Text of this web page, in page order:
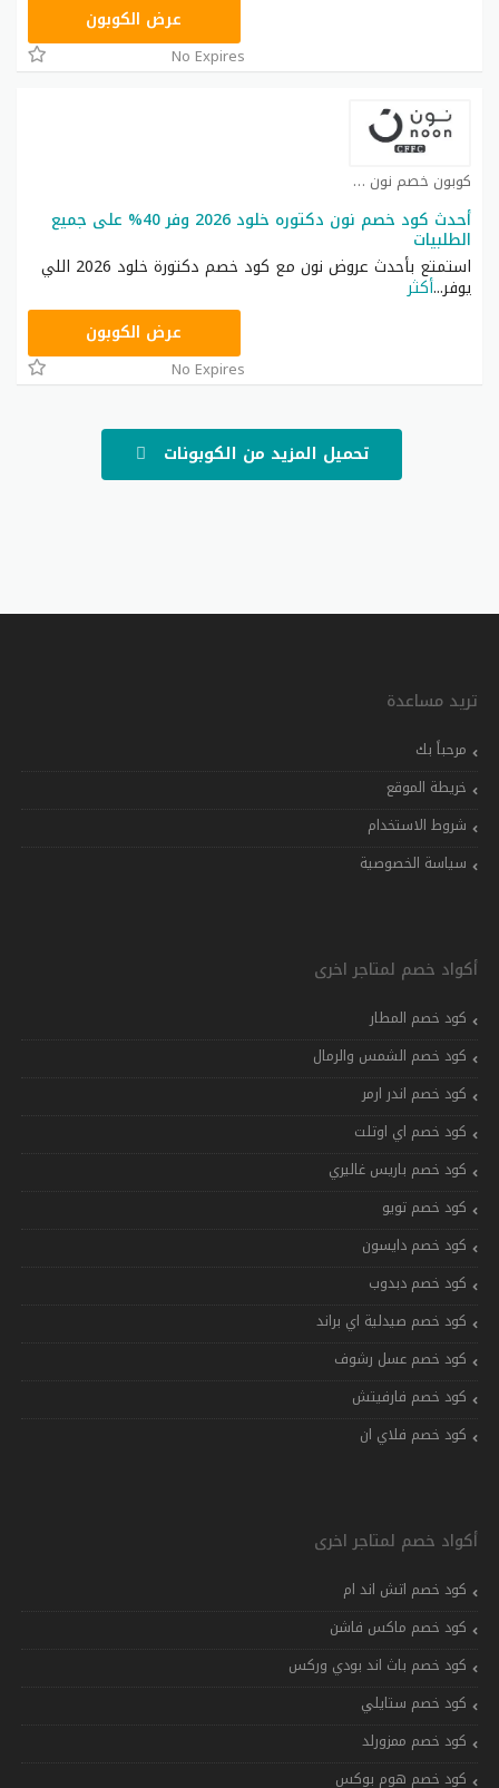
RRF24عرض الكوبون
No Expires
كوبون خصم نون كوبون
أحدث كود خصم نون دكتوره خلود 2026 وفر 40% على جميع
الطلبيات
استمتع بأحدث عروض نون مع كود خصم دكتورة خلود 2026 اللي
يوفر...أكثر
RRF24عرض الكوبون
No Expires
تحميل المزيد من الكوبونات
تريد مساعدة
مرحباً بك
خريطة الموقع
شروط الاستخدام
سياسة الخصوصية
أكواد خصم لمتاجر اخرى
كود خصم المطار
كود خصم الشمس والرمال
كود خصم اندر ارمر
كود خصم اي اوتلت
كود خصم باريس غاليري
كود خصم تويو
كود خصم دايسون
كود خصم دبدوب
كود خصم صيدلية اي براند
كود خصم عسل رشوف
كود خصم فارفيتش
كود خصم فلاي ان
أكواد خصم لمتاجر اخرى
كود خصم اتش اند ام
كود خصم ماكس فاشن
كود خصم باث اند بودي وركس
كود خصم ستايلي
كود خصم ممزورلد
كود خصم هوم بوكس